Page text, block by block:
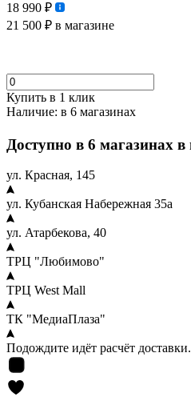
18 990 ₽
21 500 ₽ в магазине
Купить в 1 клик
Наличие: в 6 магазинах
Доступно в 6 магазинах в
ул. Красная, 145
ул. Кубанская Набережная 35а
ул. Атарбекова, 40
ТРЦ "Любимово"
ТРЦ West Mall
ТК "МедиаПлаза"
Подождите идёт расчёт